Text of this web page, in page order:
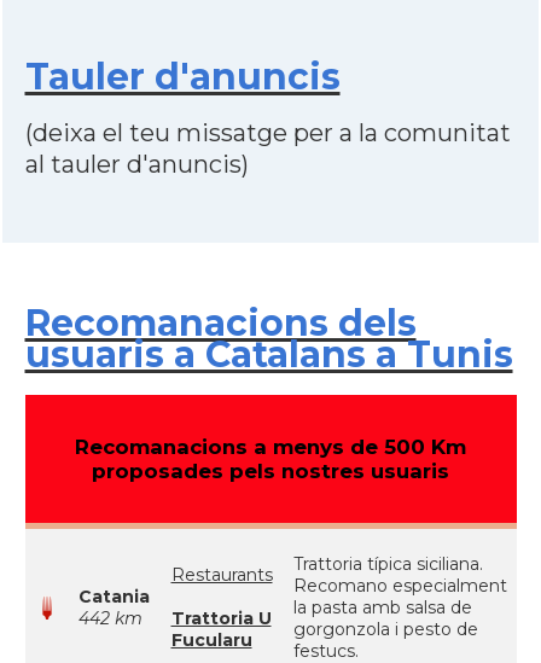
Tauler d'anuncis
(deixa el teu missatge per a la comunitat
al tauler d'anuncis)
Recomanacions dels
usuaris a Catalans a Tunis
Recomanacions a menys de 500 Km
proposades pels nostres usuaris
Catania
442 km
Restaurants
Trattoria U
Fucularu
Trattoria típica siciliana.
Recomano especialment
la pasta amb salsa de
gorgonzola i pesto de
festucs.